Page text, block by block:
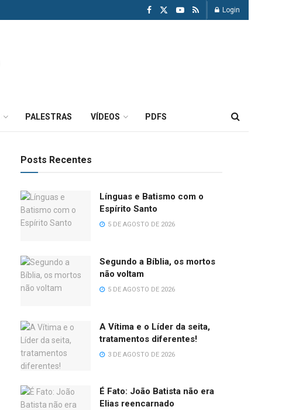
Login
PALESTRAS VÍDEOS PDFS
Posts Recentes
Línguas e Batismo com o
Espírito Santo
5 DE AGOSTO DE 2026
Segundo a Bíblia, os mortos
não voltam
5 DE AGOSTO DE 2026
A Vítima e o Líder da seita,
tratamentos diferentes!
3 DE AGOSTO DE 2026
É Fato: João Batista não era
Elias reencarnado